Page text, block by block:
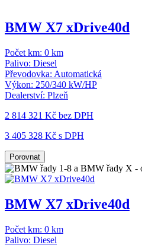
BMW X7 xDrive40d
Počet km: 0 km
Palivo: Diesel
Převodovka: Automatická
Výkon: 250/340 kW/HP
Dealerství: Plzeň
2 814 321 Kč bez DPH
3 405 328 Kč s DPH
Porovnat
BMW X7 xDrive40d
Počet km: 0 km
Palivo: Diesel